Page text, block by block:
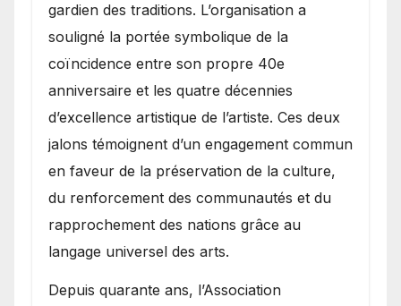
gardien des traditions. L’organisation a
souligné la portée symbolique de la
coïncidence entre son propre 40e
anniversaire et les quatre décennies
d’excellence artistique de l’artiste. Ces deux
jalons témoignent d’un engagement commun
en faveur de la préservation de la culture,
du renforcement des communautés et du
rapprochement des nations grâce au
langage universel des arts.
​Depuis quarante ans, l’Association